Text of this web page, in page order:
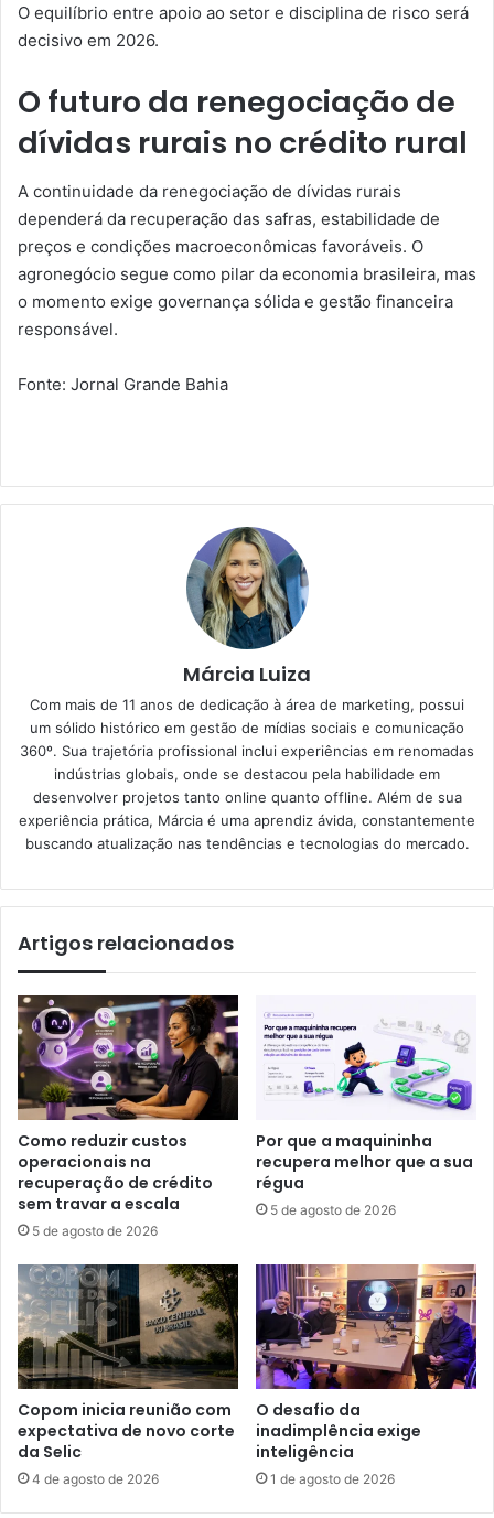
O equilíbrio entre apoio ao setor e disciplina de risco será
decisivo em 2026.
O futuro da renegociação de
dívidas rurais no crédito rural
A continuidade da renegociação de dívidas rurais
dependerá da recuperação das safras, estabilidade de
preços e condições macroeconômicas favoráveis. O
agronegócio segue como pilar da economia brasileira, mas
o momento exige governança sólida e gestão financeira
responsável.
Fonte: Jornal Grande Bahia
Márcia Luiza
Com mais de 11 anos de dedicação à área de marketing, possui
um sólido histórico em gestão de mídias sociais e comunicação
360º. Sua trajetória profissional inclui experiências em renomadas
indústrias globais, onde se destacou pela habilidade em
desenvolver projetos tanto online quanto offline. Além de sua
experiência prática, Márcia é uma aprendiz ávida, constantemente
buscando atualização nas tendências e tecnologias do mercado.
Artigos relacionados
Como reduzir custos
operacionais na
recuperação de crédito
sem travar a escala
5 de agosto de 2026
Por que a maquininha
recupera melhor que a sua
régua
5 de agosto de 2026
Copom inicia reunião com
expectativa de novo corte
da Selic
4 de agosto de 2026
O desafio da
inadimplência exige
inteligência
1 de agosto de 2026